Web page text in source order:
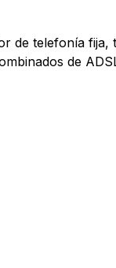
de telefonía
de